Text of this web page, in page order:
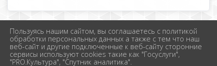
2026 г. новолеушковское.рф
Вход
Карта сайта
Политика обработки персональных данных
Пользуясь нашим сайтом, вы соглашаетесь с политикой
обработки персональных данных а также с тем что наш
веб-сайт и другие подключенные к веб-сайту сторонние
сервисы используют cookies такие как "Госуслуги",
"PRO.Культура", "Спутник аналитика".